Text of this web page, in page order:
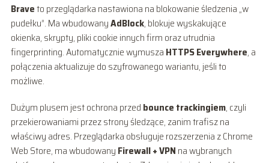
Braveto przeglądarka nastawiona na blokowanie śledzenia „w
pudełku”. Ma wbudowanyAdBlock, blokuje wyskakujące
okienka, skrypty, pliki cookie innych firm oraz utrudnia
fingerprinting. Automatycznie wymusza HTTPS Everywhere, a
połączenia aktualizuje do szyfrowanego wariantu, jeśli to
możliwe.
Dużym plusem jest ochrona przed bounce trackingiem, czyli
przekierowaniami przez strony śledzące, zanim trafisz na
właściwy adres. Przeglądarka obsługuje rozszerzenia z Chrome
Web Store, ma wbudowany Firewall + VPN na wybranych